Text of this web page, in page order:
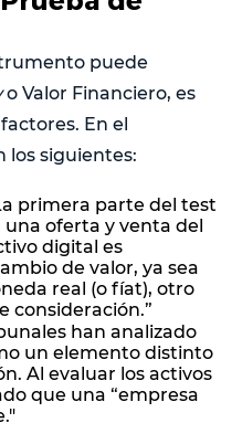
puede
o Valor Financiero, es
En el
los siguientes:
primera parte del test
oferta y venta del
digital es
de valor, ya sea
real (o fíat), otro
consideración.”
han analizado
un elemento distinto
Al evaluar los activos
que una “empresa